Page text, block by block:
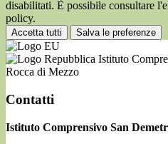
disabilitati. È possibile consultare
policy.
Accetta tutti Salva le preferenze
Istituto
Rocca di Mezzo
Contatti
Istituto Comprensivo San